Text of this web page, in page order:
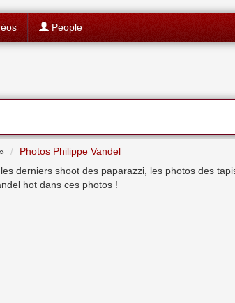
People
Photos Philippe Vandel
derniers shoot des paparazzi, les photos des
hot dans ces photos !